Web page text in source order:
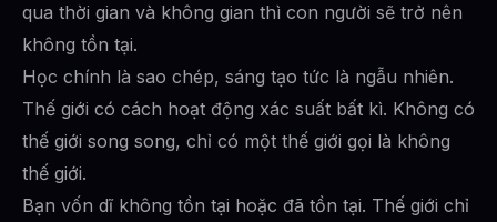
qua thời gian và không gian thì con người sẽ trở nên
không tồn tại.
Học chính là sao chép, sáng tạo tức là ngẫu nhiên.
Thế giới có cách hoạt động xác suất bất kì. Không có
thế giới song song, chỉ có một thế giới gọi là không
thế giới.
Bạn vốn dĩ không tồn tại hoặc đã tồn tại. Thế giới chỉ